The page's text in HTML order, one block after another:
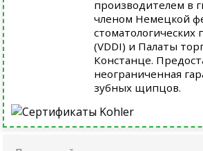
производителем в
членом Немецкой
стоматологических
(VDDI) и Палаты
Констанце.
неограниченная
зубных щипцов.